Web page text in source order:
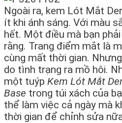
Ngoài ra, kem Lót Mắt
ít khi ánh sáng. Với màu
hết. Một điều mà bạn
rằng. Trang điểm mắt là
cùng mất thời gian.
do tình trạng ra mồ hôi.
một tuýp Kem Lót Mắt
Base trong túi xách của
thể làm việc cả ngày mà
thời gian để chỉnh sửa